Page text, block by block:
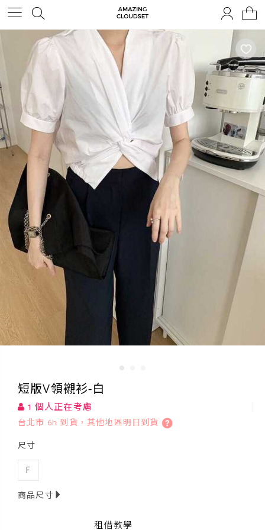
短版V領襯衫-白
1 個人正在考慮
台北市 6h 到貨，其他地區明日到貨
尺寸
F
商品尺寸
租借教學